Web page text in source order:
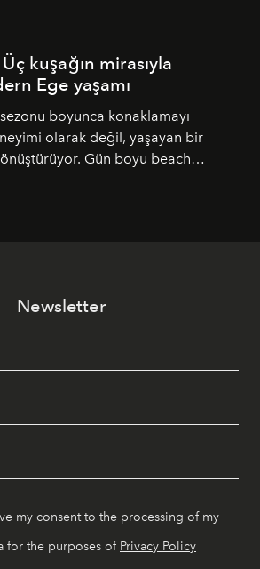
kuşağın mirasıyla
Ege yaşamı
boyunca konaklamayı
olarak değil, yaşayan bir
Gün boyu beach
hafta farklı bir deneyim sunuyor.
Newsletter
my consent to the processing of my
for the purposes of Privacy Policy